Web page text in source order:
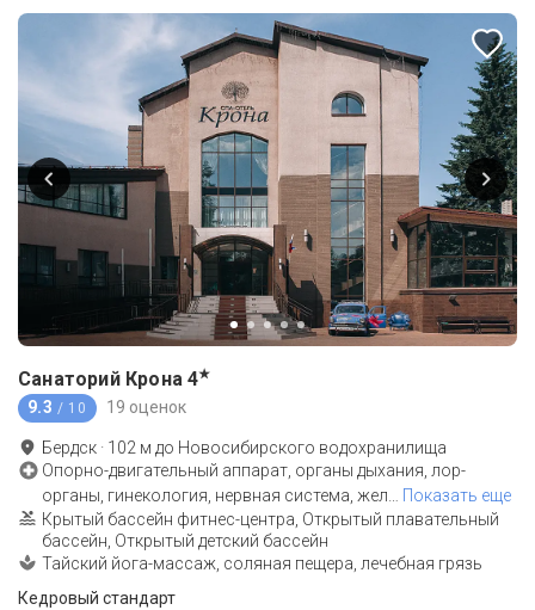
Санаторий Крона 4★
9.3 / 10 19 оценок
Бердск · 102 м до Новосибирского водохранилища
Опорно-двигательный аппарат, органы дыхания, лор-
органы, гинекология, нервная система, жел
Показать еще
Крытый бассейн фитнес-центра, Открытый плавательный
бассейн, Открытый детский бассейн
Тайский йога-массаж, соляная пещера, лечебная грязь
Кедровый стандарт